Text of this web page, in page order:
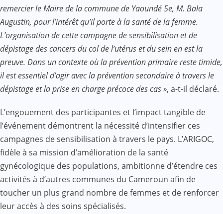
remercier le Maire de la commune de Yaoundé 5e, M. Bala
Augustin, pour l’intérêt qu’il porte à la santé de la femme.
L’organisation de cette campagne de sensibilisation et de
dépistage des cancers du col de l’utérus et du sein en est la
preuve. Dans un contexte où la prévention primaire reste timide,
il est essentiel d’agir avec la prévention secondaire à travers le
dépistage et la prise en charge précoce des cas », a-t-il déclaré.
L’engouement des participantes et l’impact tangible de
l’événement démontrent la nécessité d’intensifier ces
campagnes de sensibilisation à travers le pays. L’ARIGOC,
fidèle à sa mission d’amélioration de la santé
gynécologique des populations, ambitionne d’étendre ces
activités à d’autres communes du Cameroun afin de
toucher un plus grand nombre de femmes et de renforcer
leur accès à des soins spécialisés.